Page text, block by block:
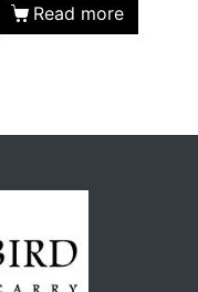
Read more